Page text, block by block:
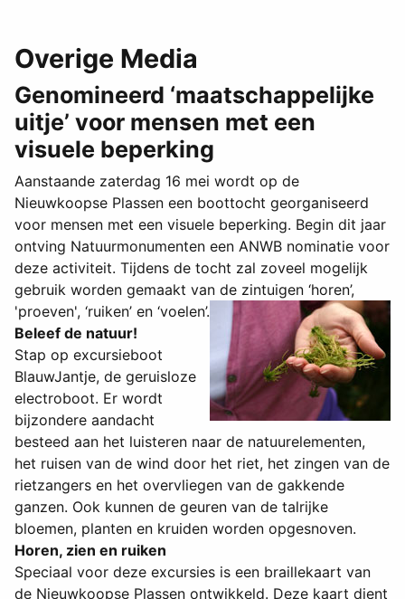
Overige Media
Genomineerd ‘maatschappelijke
uitje’ voor mensen met een
visuele beperking
Aanstaande zaterdag 16 mei wordt op de
Nieuwkoopse Plassen een boottocht georganiseerd
voor mensen met een visuele beperking. Begin dit jaar
ontving Natuurmonumenten een ANWB nominatie voor
deze activiteit. Tijdens de tocht zal zoveel mogelijk
gebruik worden gemaakt van de zintuigen ‘horen’,
'proeven', ‘ruiken’ en ‘voelen’.
Beleef de natuur!
Stap op excursieboot
BlauwJantje, de geruisloze
electroboot. Er wordt
bijzondere aandacht
besteed aan het luisteren naar de natuurelementen,
het ruisen van de wind door het riet, het zingen van de
rietzangers en het overvliegen van de gakkende
ganzen. Ook kunnen de geuren van de talrijke
bloemen, planten en kruiden worden opgesnoven.
Horen, zien en ruiken
Speciaal voor deze excursies is een braillekaart van
de Nieuwkoopse Plassen ontwikkeld. Deze kaart dient